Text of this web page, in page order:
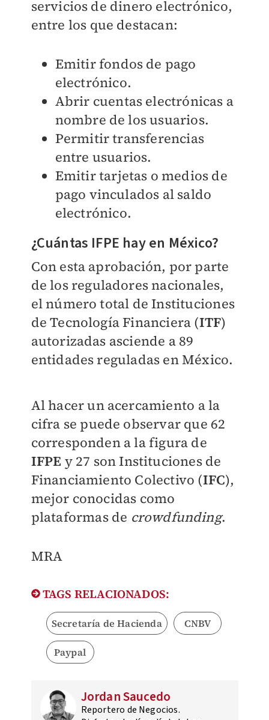
servicios de dinero electrónico,
entre los que destacan:
Emitir fondos de pago
electrónico.
Abrir cuentas electrónicas a
nombre de los usuarios.
Permitir transferencias
entre usuarios.
Emitir tarjetas o medios de
pago vinculados al saldo
electrónico.
¿Cuántas IFPE hay en México?
Con esta aprobación, por parte
de los reguladores nacionales,
el número total de Instituciones
de Tecnología Financiera (ITF)
autorizadas asciende a 89
entidades reguladas en México.
Al hacer un acercamiento a la
cifra se puede observar que 62
corresponden a la figura de
IFPE y 27 son Instituciones de
Financiamiento Colectivo (IFC),
mejor conocidas como
plataformas de crowdfunding.
MRA
TAGS RELACIONADOS:
Secretaría de Hacienda CNBV
Paypal
Jordan Saucedo
Reportero de Negocios.